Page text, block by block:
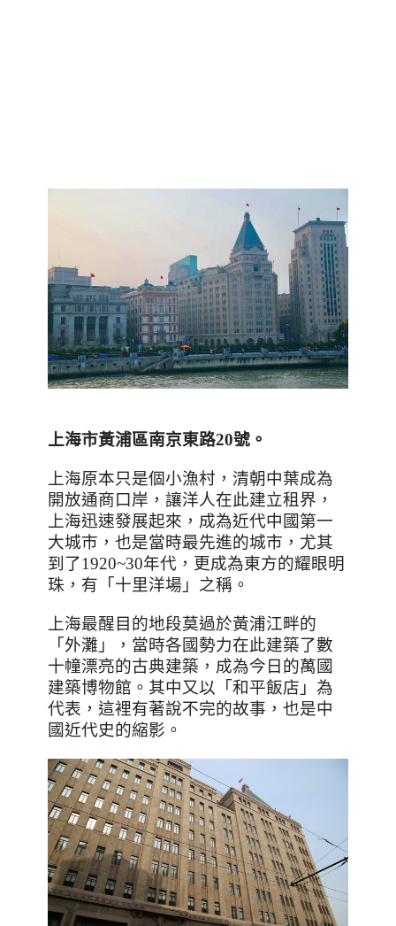
上海市黃浦區南京東路20號 。
上海原本只是個小漁村，清朝中葉成為
開放通商口岸，讓洋人在此建立租界，
上海迅速發展起來，成為近代中國第一
大城市，也是當時最先進的城市，尤其
到了1920~30年代，更成為東方的耀眼明
珠，有「十里洋場」之稱。
上海最醒目的地段莫過於黃浦江畔的
「外灘」，當時各國勢力在此建築了數
十幢漂亮的古典建築，成為今日的萬國
建築博物館。其中又以「和平飯店」為
代表，這裡有著說不完的故事，也是中
國近代史的縮影。